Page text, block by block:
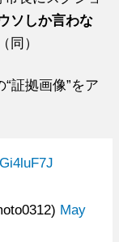
ソしか言わな
同）
証拠画像”をア
May